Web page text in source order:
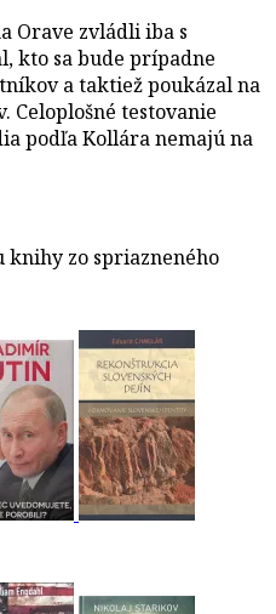
Orave zvládli iba s
kto sa bude prípadne
a taktiež poukázal na
Celoplošné testovanie
podľa Kollára nemajú na
knihy zo spriazneného